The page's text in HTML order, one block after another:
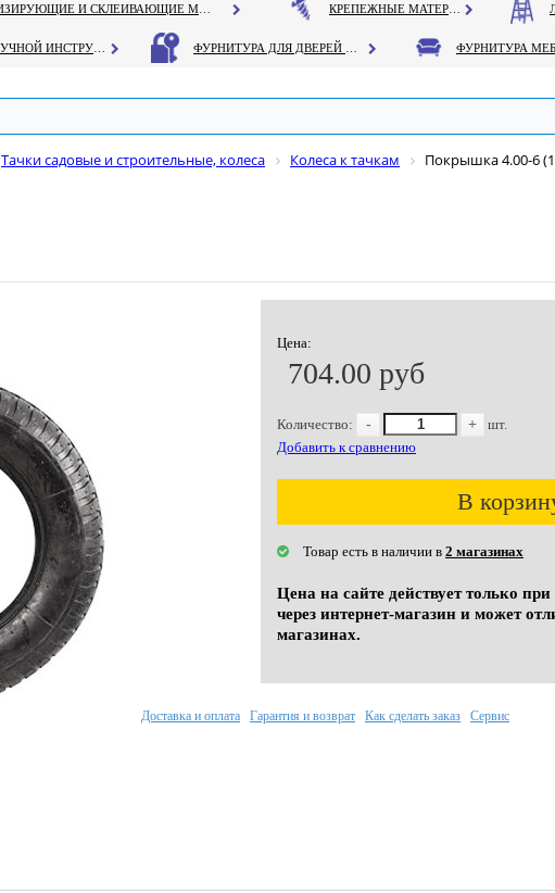
Тачки садовые и строительные, колеса Колеса к тачкам Покрышка 4.00-6
Цена:
704.00 руб
Количество: - +
шт.
Добавить к сравнению
В
Товар есть в наличии в 2 магазинах
Цена на сайте действует только
через интернет-магазин и может
магазинах.
Доставка и оплата Гарантия и возврат Как сделать заказ Сервис